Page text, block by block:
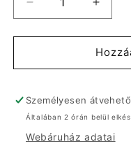
Tracon
LED
biciklilámpák
5000K
V
800mAh
IP54
Tracon
LED
2W
5000K
V
IP54
Személyesen
Általában 2 órán belül
Webáruház adatai